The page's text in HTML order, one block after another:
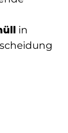
in